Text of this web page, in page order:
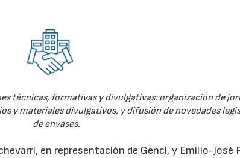
técnicas, formativas y divulgativas: organización de
y materiales divulgativos, y difusión de novedades
de envases.
en representación de Genci, y Emilio-José